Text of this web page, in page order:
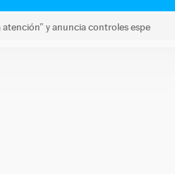
y anuncia controles espe